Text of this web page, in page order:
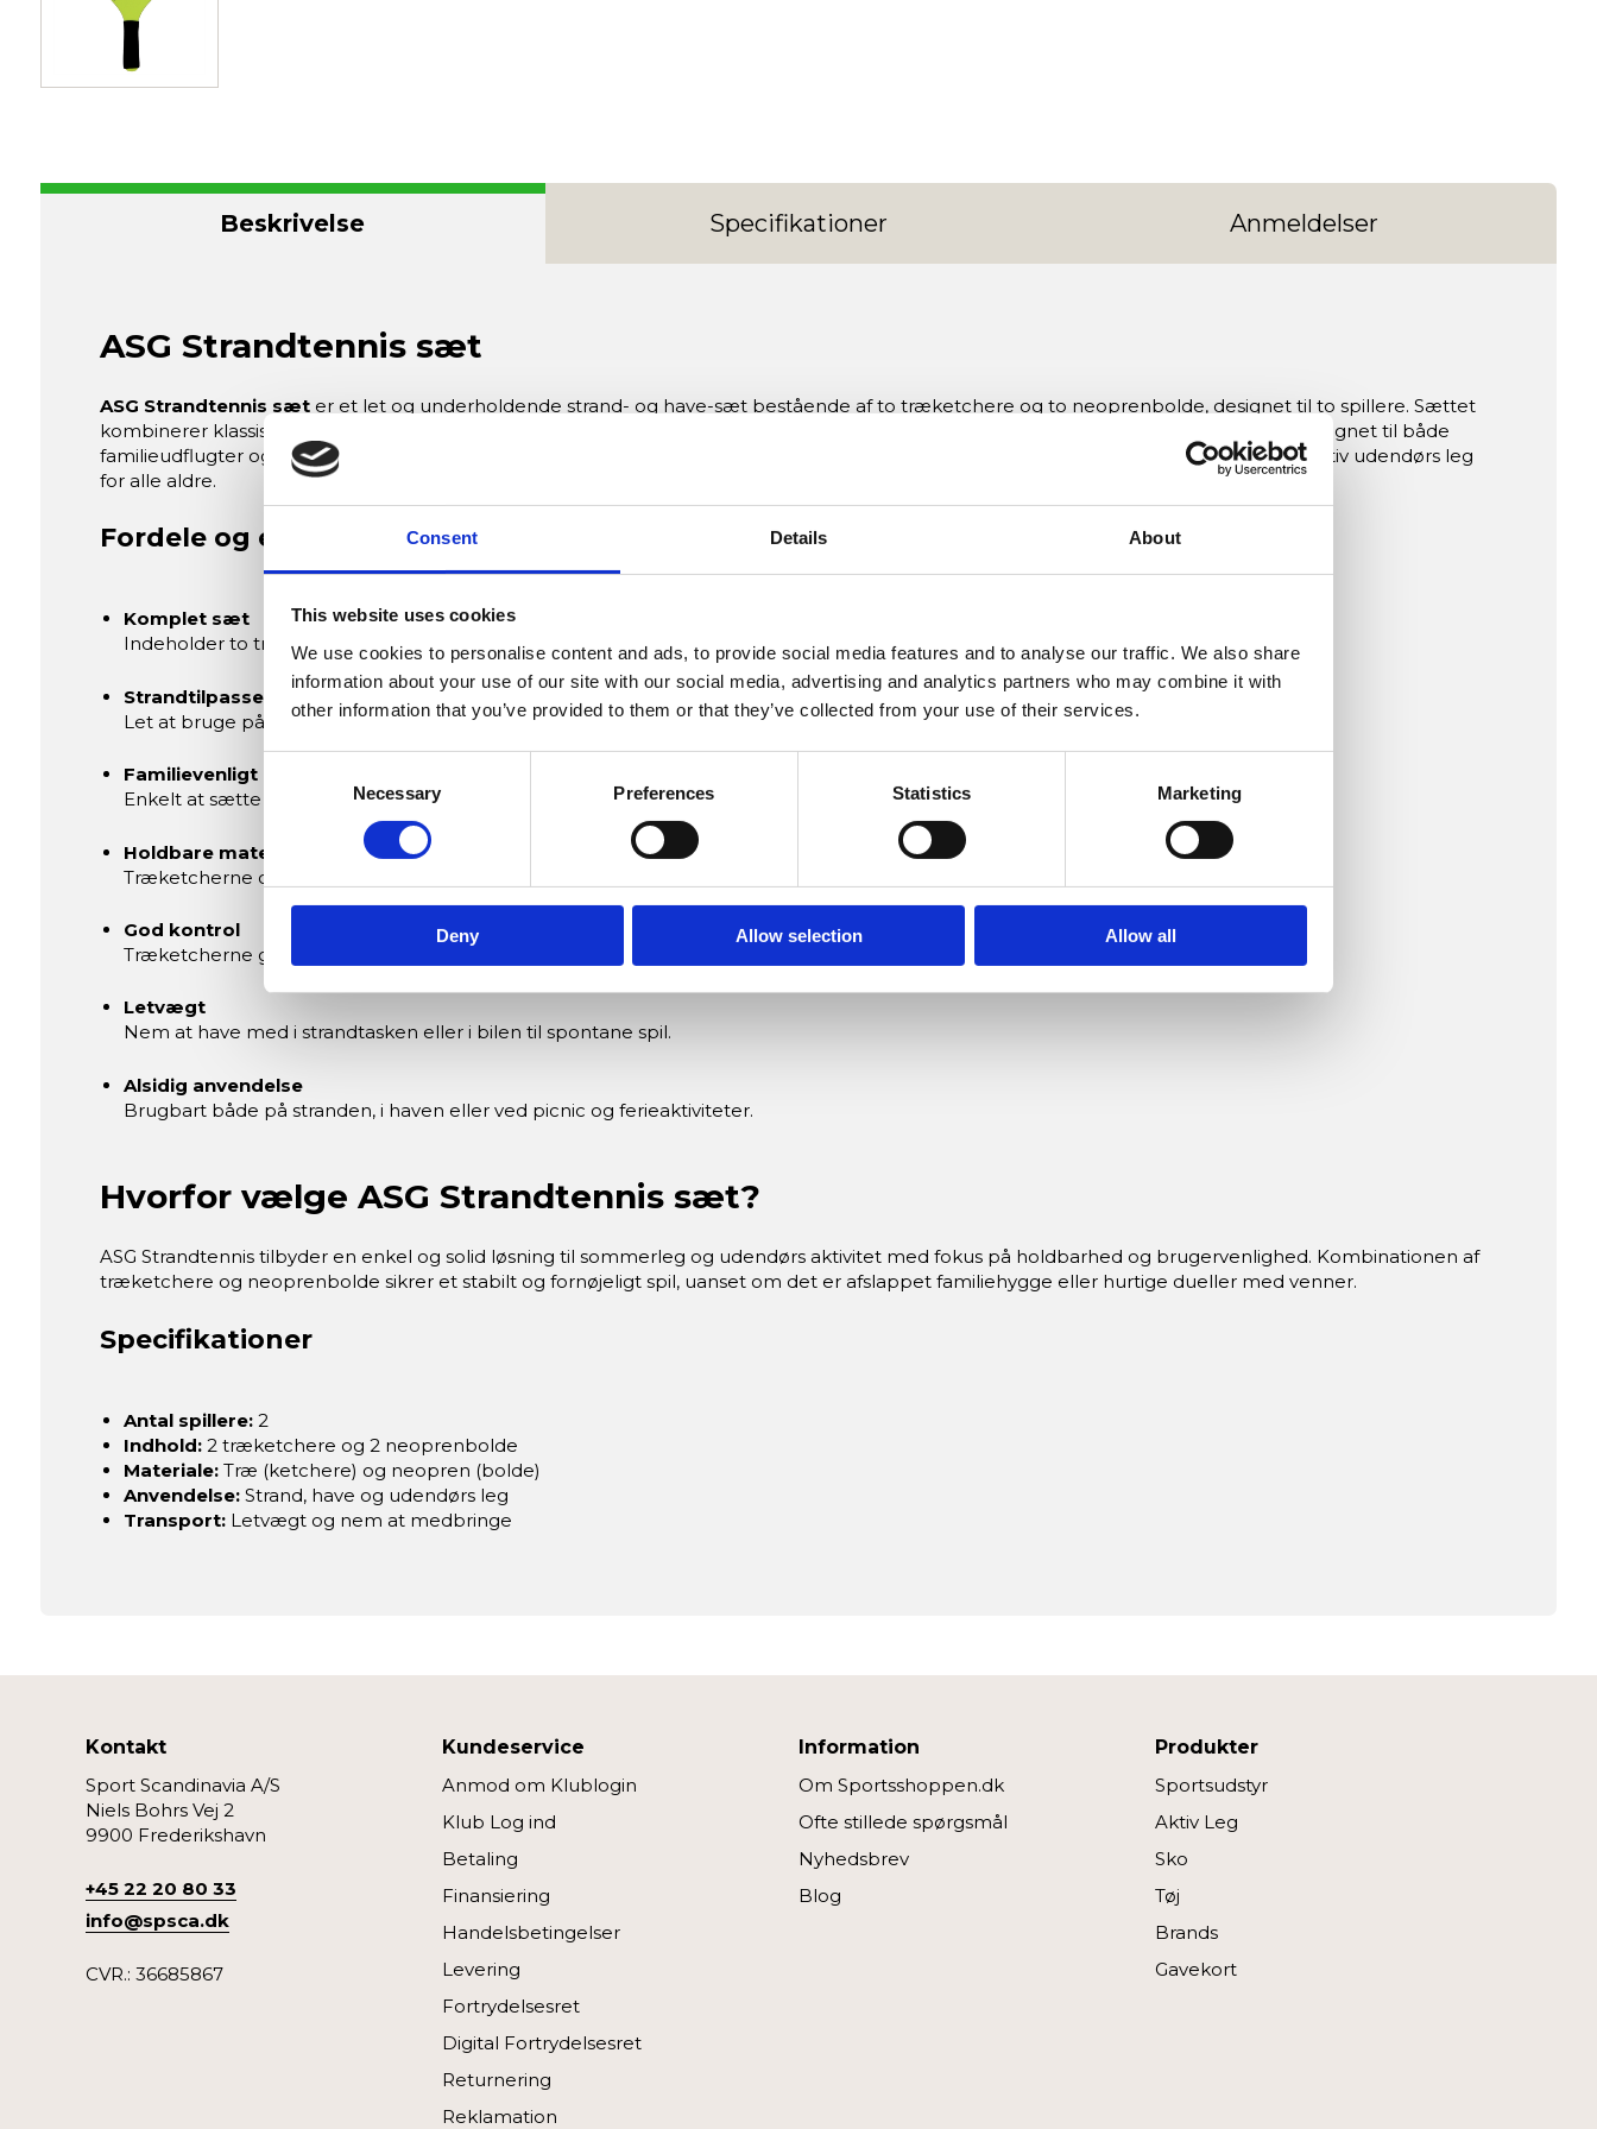
Consent Details About
This website uses cookies
We use cookies to personalise content and ads, to provide social media features and to analyse our traffic. We also share
information about your use of our site with our social media, advertising and analytics partners who may combine it with
other information that you’ve provided to them or that they’ve collected from your use of their services.
Necessary Preferences Statistics Marketing
Deny Allow selection Allow all
Beskrivelse Specifikationer Anmeldelser
ASG Strandtennis sæt
ASG Strandtennis sæter et let og underholdende strand- og have-sæt bestående af to træketchere og to neoprenbolde, designet til to spillere. Sættet
kombinerer klassisk træmateriale med holdbare neoprenbolde for stabil spiloplevelse på sand eller græs. Det er transportvenligt og velegnet til både
familieudflugter og afslappede konkurrencer mellem venner. Med fokus på enkelhed og robusthed giver ASG Strandtennis timevis af aktiv udendørs leg
for alle aldre.
Fordele og egenskaber
Komplet sæt
Indeholder to træketchere og to neoprenbolde, klar til straks at spille.
Strandtilpasset
Let at bruge på sandet og nem at pakke med til stranden eller parken.
Familievenligt
Enkelt at sætte op og passer til spillere i alle aldre og færdighedsniveauer.
Holdbare materialer
Træketcherne og neoprenboldene er designet til at tåle udendørs brug og slid.
God kontrol
Træketcherne giver stabilt greb og god føling, så spillet føles naturligt.
Letvægt
Nem at have med i strandtasken eller i bilen til spontane spil.
Alsidig anvendelse
Brugbart både på stranden, i haven eller ved picnic og ferieaktiviteter.
Hvorfor vælge ASG Strandtennis sæt?
ASG Strandtennis tilbyder en enkel og solid løsning til sommerleg og udendørs aktivitet med fokus på holdbarhed og brugervenlighed. Kombinationen af
træketchere og neoprenbolde sikrer et stabilt og fornøjeligt spil, uanset om det er afslappet familiehygge eller hurtige dueller med venner.
Specifikationer
Antal spillere:2
Indhold:2 træketchere og 2 neoprenbolde
Materiale:Træ (ketchere) og neopren (bolde)
Anvendelse:Strand, have og udendørs leg
Transport:Letvægt og nem at medbringe
Kontakt
Sport Scandinavia A/S
Niels Bohrs Vej 2
9900 Frederikshavn
+45 22 20 80 33
info@spsca.dk
CVR.: 36685867
Kundeservice
Anmod om Klublogin
Klub Log ind
Betaling
Finansiering
Handelsbetingelser
Levering
Fortrydelsesret
Digital Fortrydelsesret
Returnering
Reklamation
Information
Om Sportsshoppen.dk
Ofte stillede spørgsmål
Nyhedsbrev
Blog
Produkter
Sportsudstyr
Aktiv Leg
Sko
Tøj
Brands
Gavekort